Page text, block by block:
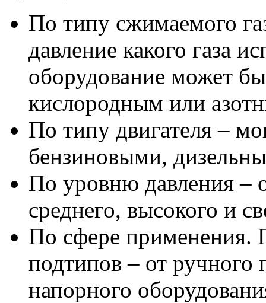
По типу сжимаемого
давление какого газа
оборудование может
кислородным или
По типу двигателя –
бензиновыми,
По уровню давления –
среднего, высокого и
По сфере применения.
подтипов – от ручного
напорного